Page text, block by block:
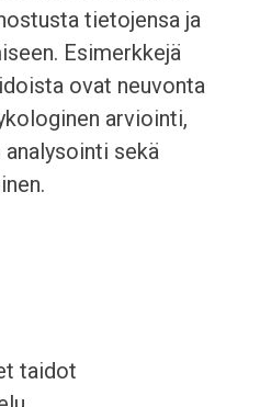
tietojensa ja
Esimerkkejä
ovat neuvonta
arviointi,
sekä
taidot